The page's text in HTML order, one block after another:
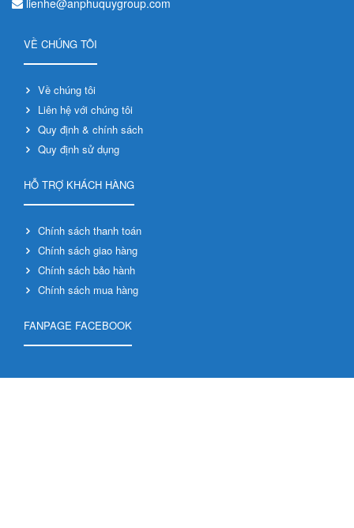
lienhe@anphuquygroup.com
VỀ CHÚNG TÔI
Về chúng tôi
Liên hệ với chúng tôi
Quy định & chính sách
Quy định sử dụng
HỖ TRỢ KHÁCH HÀNG
Chính sách thanh toán
Chính sách giao hàng
Chính sách bảo hành
Chính sách mua hàng
FANPAGE FACEBOOK